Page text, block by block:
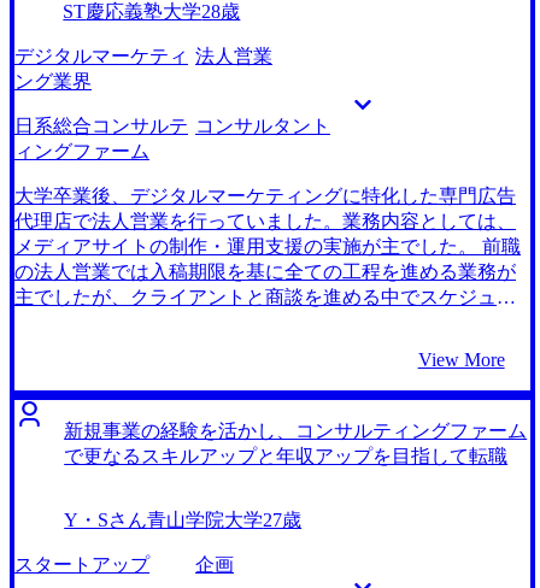
ST慶応義塾大学28歳
デジタルマーケティ
ング業界
法人営業
日系総合コンサルテ
ィングファーム
コンサルタント
大学卒業後、デジタルマーケティングに特化した専門広告
代理店で法人営業を行っていました。業務内容としては、
メディアサイトの制作・運用支援の実施が主でした。 前職
の法人営業では入稿期限を基に全ての工程を進める業務が
主でしたが、クライアントと商談を進める中でスケジュー
案を行う上流部分に携われる企業は無いかと考える中で、
転職を志すようになりました。 キャリアの可能性を広げた
いと感じたからです。SNSで見かけたコンサルタントの投
稿に触発され、異なる業界やクライアントと多様なプロジ
企業のニーズを的確に捉え、市場動向や競合状況を分析す
るコンサルティング業務に携わりたいと思いコンサル業界
への転職を決意しました。 MyVisionを含めて4社と話しまし
View More
新規事業の経験を活かし、コンサルティングファーム
で更なるスキルアップと年収アップを目指して転職
Y・Sさん青山学院大学27歳
スタートアップ 企画